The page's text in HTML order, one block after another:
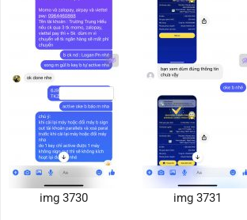
img 3730 img 3731